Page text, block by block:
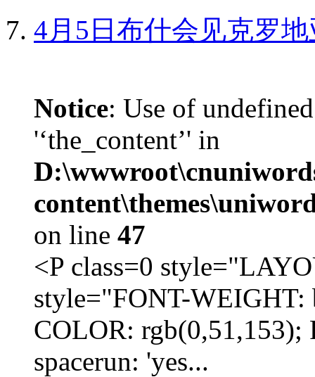
4月5日布什会见克罗
Notice: Use of
'‘the_content’' in
on line 47
<P class=0
style="FONT-
COLOR:
spacerun: 'yes...